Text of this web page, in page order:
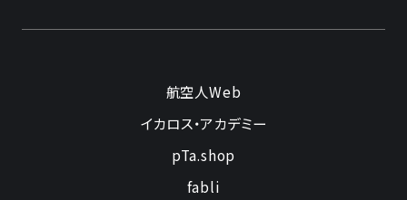
航空人Web
イカロス・アカデミー
pTa.shop
fabli